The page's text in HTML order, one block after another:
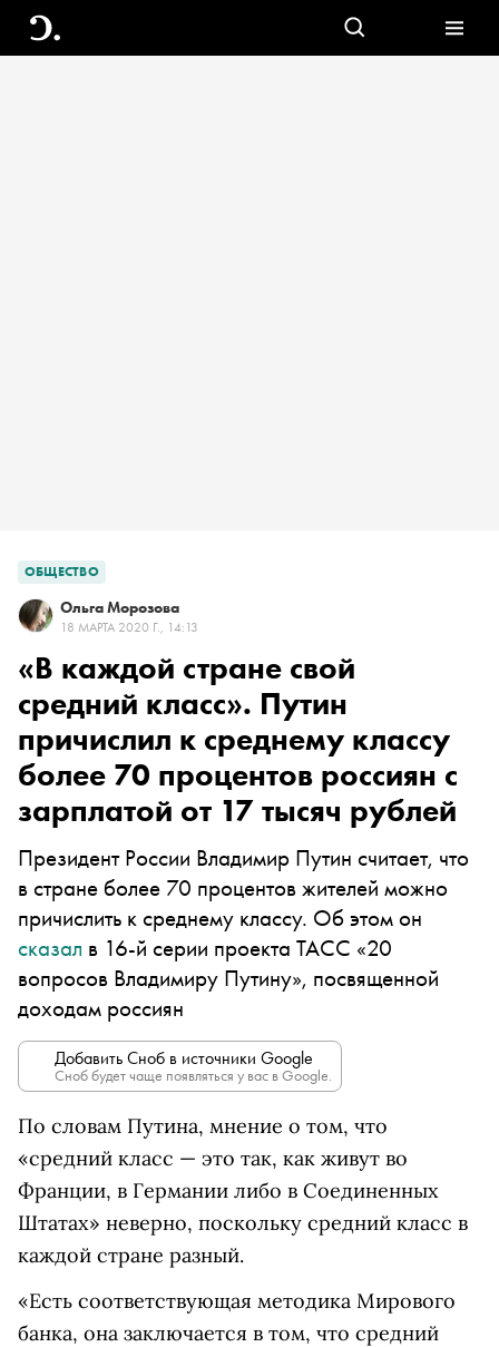
ОБЩЕСТВО
Ольга Морозова
18 МАРТА 2020 Г., 14:13
«В каждой стране свой
средний класс». Путин
причислил к среднему классу
более 70 процентов россиян с
зарплатой от 17 тысяч рублей
Президент России Владимир Путин считает, что
в стране более 70 процентов жителей можно
причислить к среднему классу. Об этом он
сказал в 16-й серии проекта ТАСС «20
вопросов Владимиру Путину», посвященной
доходам россиян
Добавить Сноб в источники Google
Сноб будет чаще появляться у вас в Google.
По словам Путина, мнение о том, что
«средний класс — это так, как живут во
Франции, в Германии либо в Соединенных
Штатах» неверно, поскольку средний класс в
каждой стране разный.
«Есть соответствующая методика Мирового
банка, она заключается в том, что средний